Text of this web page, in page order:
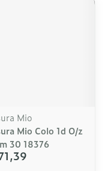
Mio
Mio Colo 1d O/z
30 18376